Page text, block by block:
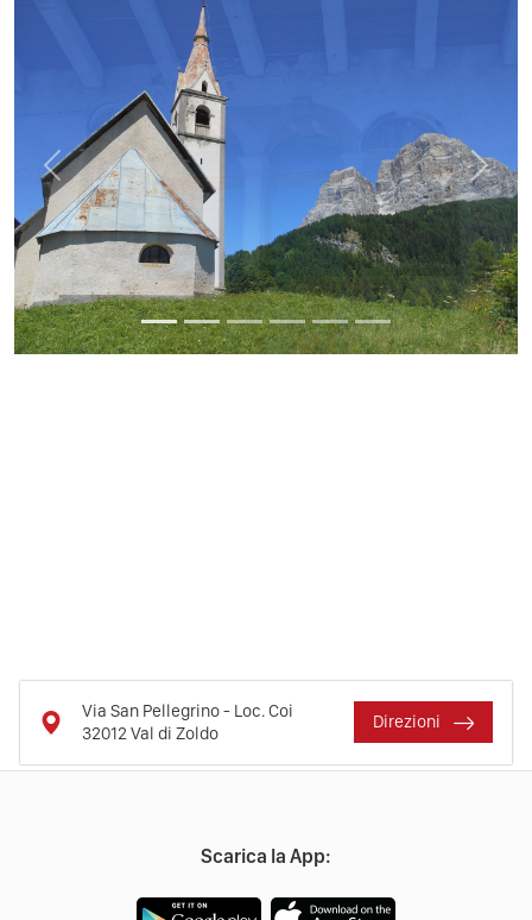
Previous Next
Via San Pellegrino - Loc. Coi
32012 Val di Zoldo
Direzioni
Scarica la App: